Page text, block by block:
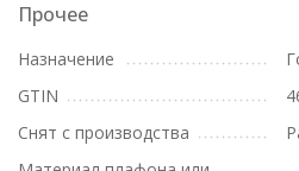
Прочее
Назначение
GTIN
Снят с производства